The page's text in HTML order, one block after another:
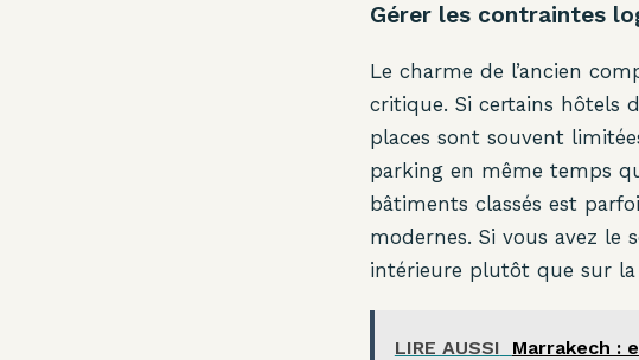
Gérer les contraintes
Le charme de l’ancien
critique. Si certains hôtels
places sont souvent
parking en même temps
bâtiments classés est
modernes. Si vous avez
intérieure plutôt que sur
LIRE AUSSI
Marrakech :